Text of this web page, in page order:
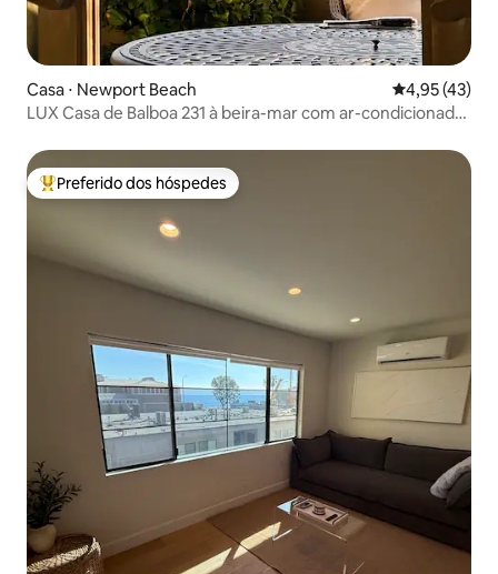
Casa ⋅ Newport Beach 4,95 de uma
4,95 (43)
LUX Casa de Balboa 231 à beira-mar com ar-condicionado
Entre os melhores preferidos dos hóspedes
Preferido dos hóspedes